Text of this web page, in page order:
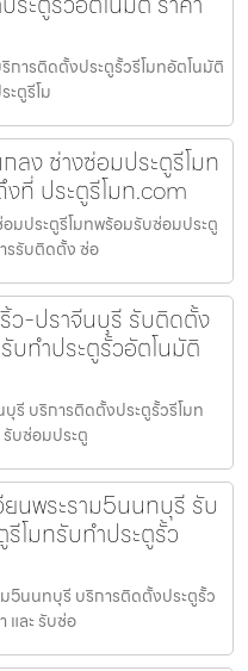
การติดตั้งประตูรั้วรีโมทอัตโนมัติ
ะตูรีโม
ลง ช่างซ่อมประตูรีโมท
ที่ ประตูรีโมท.com
มประตูรีโมทพร้อมรับซ่อมประตู
รรับติดตั้ง ซ่อ
ว-ปราจีนบุรี รับติดตั้ง
บทำประตูรั้วอัตโนมัติ
รี บริการติดตั้งประตูรั้วรีโมท
รับซ่อมประตู
นพระราม5นนทบุรี รับ
โมทรับทำประตูรั้ว
5นนทบุรี บริการติดตั้งประตูรั้ว
และ รับซ่อ